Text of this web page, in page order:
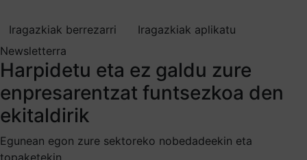
Iragazkiak berrezarri
Iragazkiak aplikatu
Newsletterra
Harpidetu eta ez galdu zure
enpresarentzat funtsezkoa den
ekitaldirik
Egunean egon zure sektoreko nobedadeekin eta
topaketekin